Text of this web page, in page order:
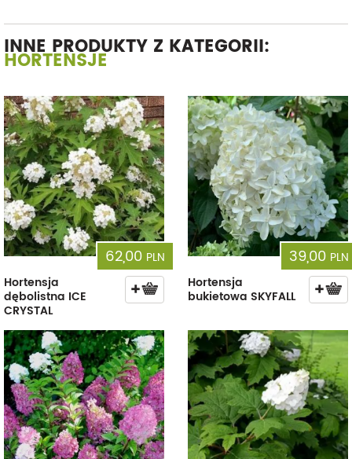
INNE PRODUKTY Z KATEGORII:
HORTENSJE
62,00 PLN
Hortensja
dębolistna ICE
CRYSTAL
39,00 PLN
Hortensja
bukietowa SKYFALL